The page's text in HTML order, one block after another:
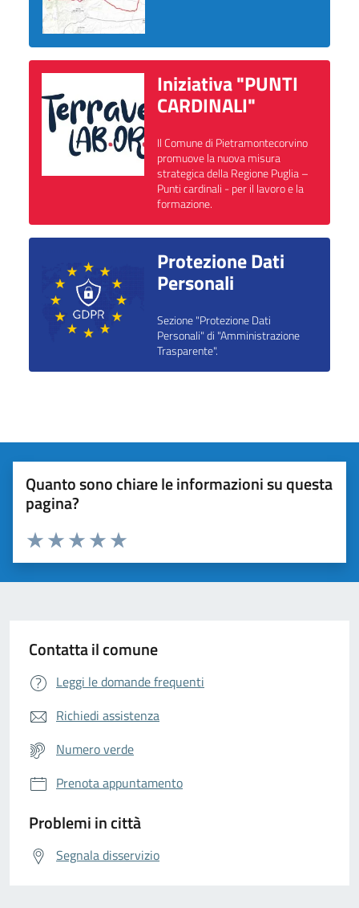
Iniziativa "PUNTI
CARDINALI"
Il Comune di Pietramontecorvino
promuove la nuova misura
strategica della Regione Puglia –
Punti cardinali - per il lavoro e la
formazione.
Protezione Dati
Personali
Sezione "Protezione Dati
Personali" di "Amministrazione
Trasparente".
Quanto sono chiare le informazioni su questa
pagina?
Valuta da 1 a 5 stelle la pagina
Valuta 5 stelle su 5
Valuta 4 stelle su 5
Valuta 3 stelle su 5
Valuta 2 stelle su 5
Valuta 1 stelle su 5
Contatta il comune
Leggi le domande frequenti
Richiedi assistenza
Numero verde
Prenota appuntamento
Problemi in città
Segnala disservizio